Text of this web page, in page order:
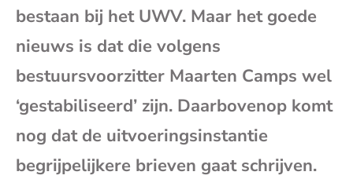
bestaan bij het UWV. Maar het goede
nieuws is dat die volgens
bestuursvoorzitter Maarten Camps wel
‘gestabiliseerd’ zijn. Daarbovenop komt
nog dat de uitvoeringsinstantie
begrijpelijkere brieven gaat schrijven.